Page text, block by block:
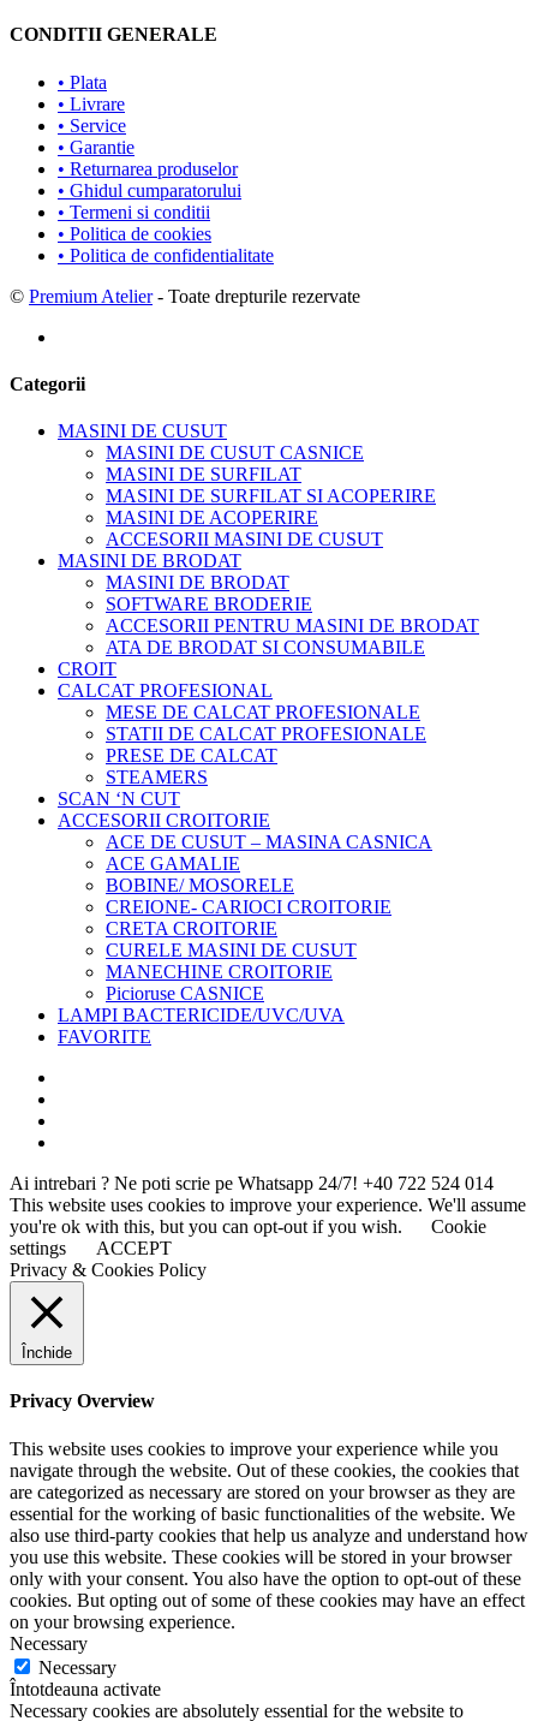
CONDITII GENERALE
• Plata
• Livrare
• Service
• Garantie
• Returnarea produselor
• Ghidul cumparatorului
• Termeni si conditii
• Politica de cookies
• Politica de confidentialitate
© Premium Atelier- Toate drepturile rezervate
Categorii
MASINI DE CUSUT
MASINI DE CUSUT CASNICE
MASINI DE SURFILAT
MASINI DE SURFILAT SI ACOPERIRE
MASINI DE ACOPERIRE
ACCESORII MASINI DE CUSUT
MASINI DE BRODAT
MASINI DE BRODAT
SOFTWARE BRODERIE
ACCESORII PENTRU MASINI DE BRODAT
ATA DE BRODAT SI CONSUMABILE
CROIT
CALCAT PROFESIONAL
MESE DE CALCAT PROFESIONALE
STATII DE CALCAT PROFESIONALE
PRESE DE CALCAT
STEAMERS
SCAN ‘N CUT
ACCESORII CROITORIE
ACE DE CUSUT – MASINA CASNICA
ACE GAMALIE
BOBINE/ MOSORELE
CREIONE- CARIOCI CROITORIE
CRETA CROITORIE
CURELE MASINI DE CUSUT
MANECHINE CROITORIE
Picioruse CASNICE
LAMPI BACTERICIDE/UVC/UVA
FAVORITE
Ai intrebari ? Ne poti scrie pe Whatsapp 24/7! +40 722 524 014
This website uses cookies to improve your experience. We'll assume
you're ok with this, but you can opt-out if you wish.
Cookie
settings
ACCEPT
Privacy & Cookies Policy
Închide
Privacy Overview
This website uses cookies to improve your experience while you
navigate through the website. Out of these cookies, the cookies that
are categorized as necessary are stored on your browser as they are
essential for the working of basic functionalities of the website. We
also use third-party cookies that help us analyze and understand how
you use this website. These cookies will be stored in your browser
only with your consent. You also have the option to opt-out of these
cookies. But opting out of some of these cookies may have an effect
on your browsing experience.
Necessary
Necessary
Întotdeauna activate
Necessary cookies are absolutely essential for the website to